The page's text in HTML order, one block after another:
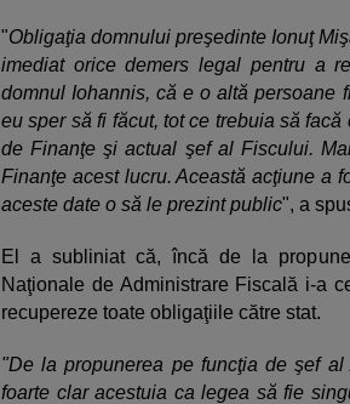
"Obligaţia domnului preşedinte Ionuţ
imediat orice demers legal pentru a
domnul Iohannis, că e o altă persoane
eu sper să fi făcut, tot ce trebuia să
de Finanţe şi actual şef al Fiscului.
Finanţe acest lucru. Această acţiune a
aceste date o să le prezint public", a
El a subliniat că, încă de la
Naţionale de Administrare Fiscală i-a
recupereze toate obligaţiile către stat.
"De la propunerea pe funcţia de şef
foarte clar acestuia ca legea să fie